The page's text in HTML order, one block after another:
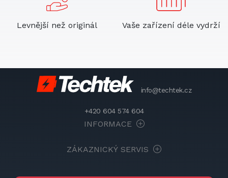
Levnější než originál Vaše zařízení déle vydrží
info@techtek.cz
+420 604 574 604
INFORMACE
ZÁKAZNICKÝ SERVIS